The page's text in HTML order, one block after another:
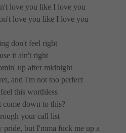
love you like I love you
love you like I love you
don't feel right
it ain't right
up after midnight
and I'm not too perfect
this worthless
down to this?
your call list
pride, but I'mma fuck me up a